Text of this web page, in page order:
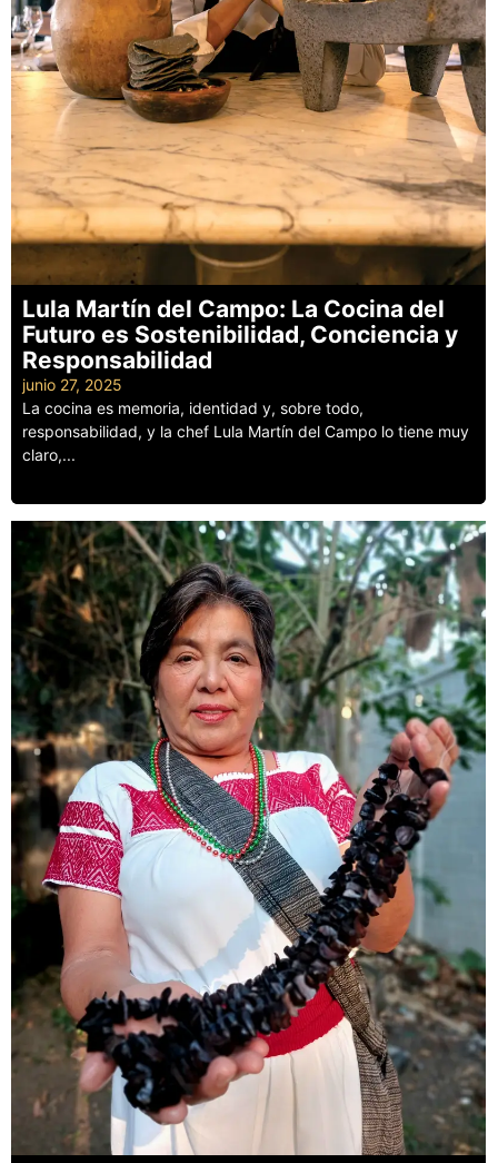
Lula Martín del Campo: La Cocina del
Futuro es Sostenibilidad, Conciencia y
Responsabilidad
junio 27, 2025
La cocina es memoria, identidad y, sobre todo,
responsabilidad, y la chef Lula Martín del Campo lo tiene muy
claro,...